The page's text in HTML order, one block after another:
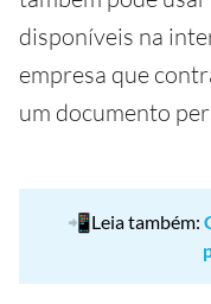
disponíveis na
empresa que
um documento
📲Leia também: